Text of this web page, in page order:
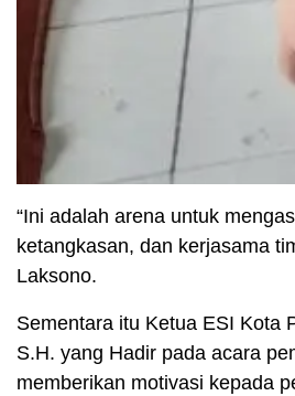
“Ini adalah arena untuk
ketangkasan, dan kerjasama
Laksono.
Sementara itu Ketua ESI Kota
S.H. yang Hadir pada acara
memberikan motivasi kepada